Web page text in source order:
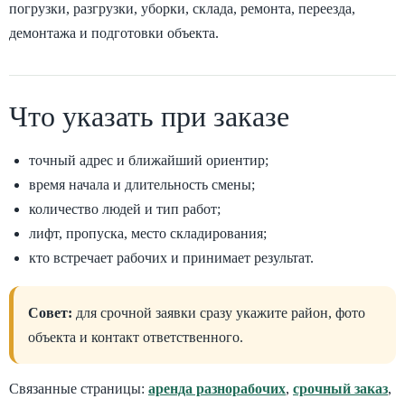
погрузки, разгрузки, уборки, склада, ремонта, переезда,
демонтажа и подготовки объекта.
Что указать при заказе
точный адрес и ближайший ориентир;
время начала и длительность смены;
количество людей и тип работ;
лифт, пропуска, место складирования;
кто встречает рабочих и принимает результат.
Совет: для срочной заявки сразу укажите район, фото
объекта и контакт ответственного.
Связанные страницы: аренда разнорабочих, срочный заказ,